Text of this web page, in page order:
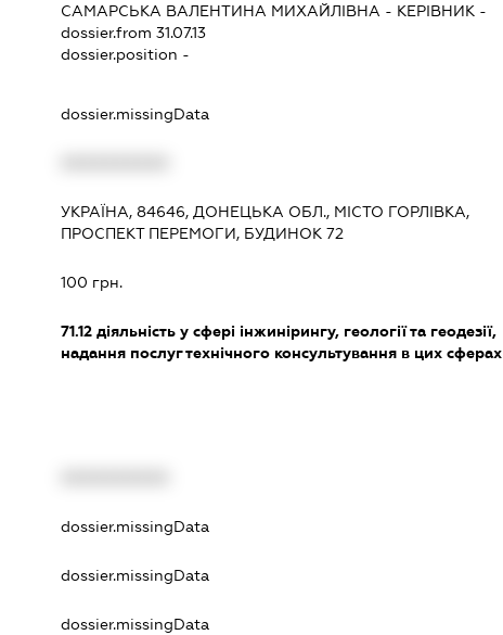
САМАРСЬКА ВАЛЕНТИНА МИХАЙЛІВНА - КЕРІВНИК -
dossier.from 31.07.13
dossier.position -
dossier.missingData
УКРАЇНА, 84646, ДОНЕЦЬКА ОБЛ., МІСТО ГОРЛІВКА,
ПРОСПЕКТ ПЕРЕМОГИ, БУДИНОК 72
100 грн.
71.12діяльність у сфері інжинірингу, геології та геодезії,
надання послуг технічного консультування в цих сферах
dossier.missingData
dossier.missingData
dossier.missingData